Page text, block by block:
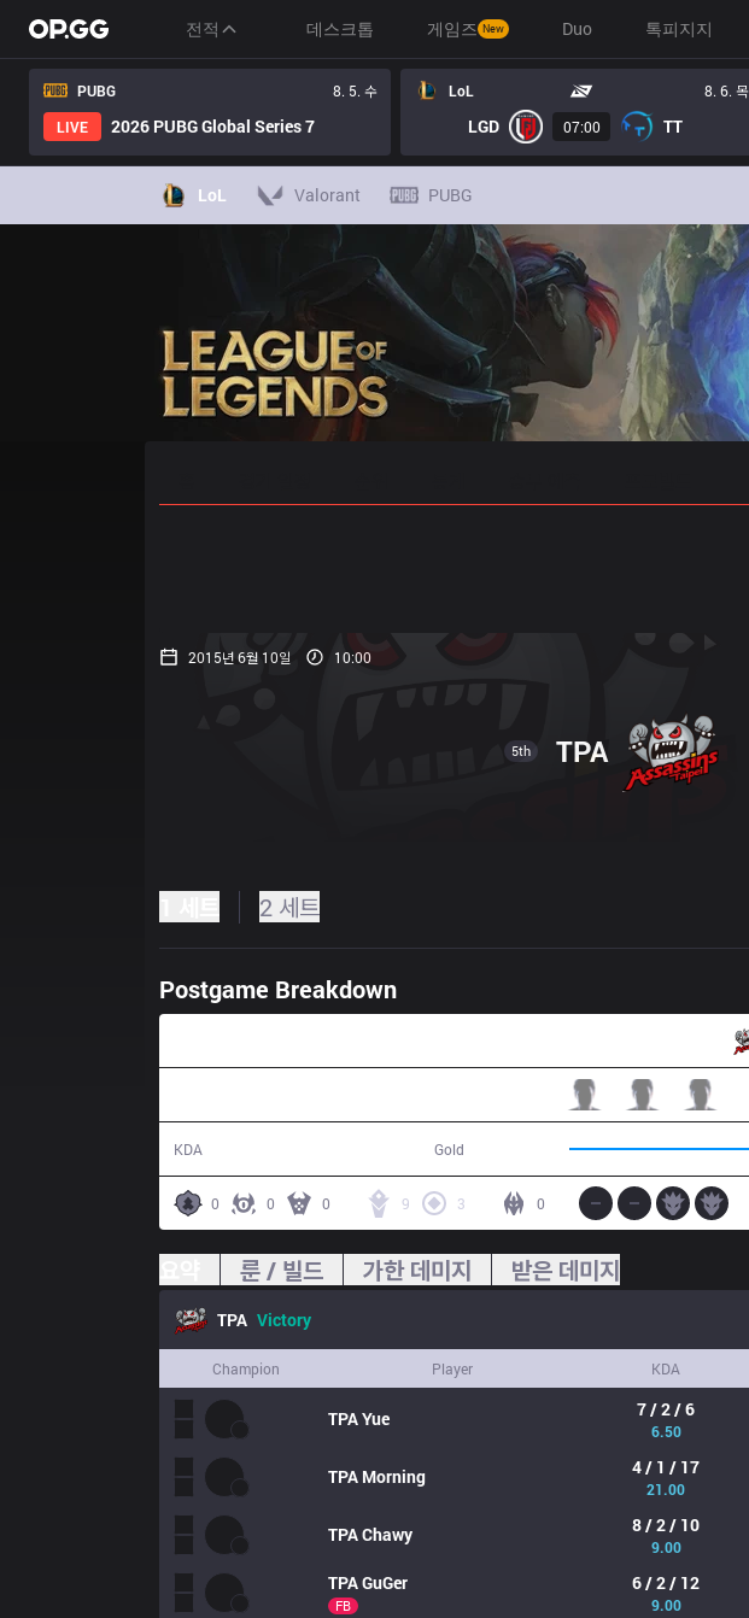
전적 데스크톱 게임즈 New Duo 톡피지지
PUBG
8. 5. 수
LIVE
2026 PUBG Global Series 7
LoL 8. 6. 목
LGD 07:00 TT
LoL Valorant PUBG
2015년 6월 10일 10:00
5th TPA
2 세트
Postgame Breakdown
KDA Gold
0 0 0 9 3 0
룬 / 빌드 가한 데미지 받은 데미지
TPA Victory
Champion Player KDA
TPAYue 7 / 2 / 6
6.50
TPA Morning 4 / 1 / 17
21.00
TPAChawy 8 / 2 / 10
9.00
TPAGuGer
FB
6 / 2 / 12
9.00